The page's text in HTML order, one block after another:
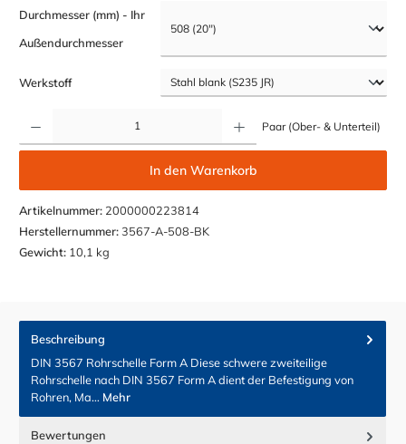
Durchmesser (mm) - Ihr
Außendurchmesserauswählen
Werkstoffauswählen
Paar (Ober- & Unterteil)
In den Warenkorb
Artikelnummer: 2000000223814
Herstellernummer: 3567-A-508-BK
Gewicht: 10,1 kg
Beschreibung
DIN 3567 Rohrschelle Form A Diese schwere zweiteilige
Rohrschelle nach DIN 3567 Form A dient der Befestigung von
Rohren, Ma… Mehr
Bewertungen